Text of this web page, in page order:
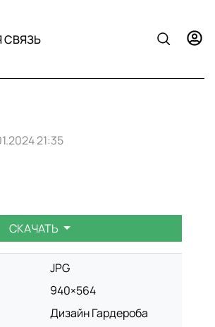
СВЯЗЬ
21:35
СКАЧАТЬ
JPG
940×564
Дизайн Гардероба